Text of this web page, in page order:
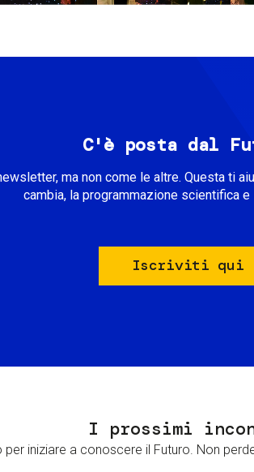
C'è posta dal
ma non come le altre. Questa ti
cambia, la programmazione scientifica e
Iscriviti qui
I prossimi
per iniziare a conoscere il Futuro. Non